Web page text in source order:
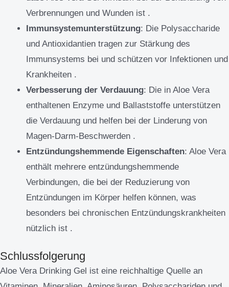
Verbrennungen und Wunden ist .
Immunsystemunterstützung: Die Polysaccharide
und Antioxidantien tragen zur Stärkung des
Immunsystems bei und schützen vor Infektionen und
Krankheiten .
Verbesserung der Verdauung: Die in Aloe Vera
enthaltenen Enzyme und Ballaststoffe unterstützen
die Verdauung und helfen bei der Linderung von
Magen-Darm-Beschwerden .
Entzündungshemmende Eigenschaften: Aloe Vera
enthält mehrere entzündungshemmende
Verbindungen, die bei der Reduzierung von
Entzündungen im Körper helfen können, was
besonders bei chronischen Entzündungskrankheiten
nützlich ist .
Schlussfolgerung
Aloe Vera Drinking Gel ist eine reichhaltige Quelle an